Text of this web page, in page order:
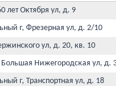
лет Октября ул, д. 9
г, Фрезерная ул, д. 2/10
ул, д. 20, кв. 10
Нижегородская ул, д.
г, Транспортная ул, д. 18